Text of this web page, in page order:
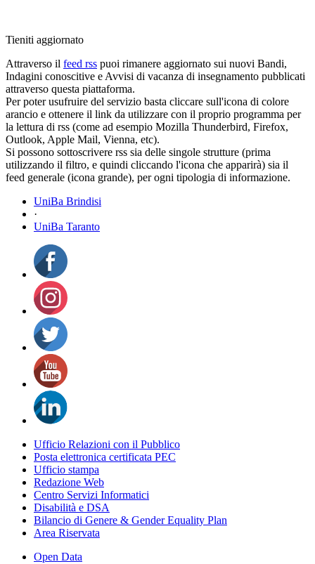
Tieniti aggiornato
Attraverso il feed rss puoi rimanere aggiornato sui nuovi Bandi,
Indagini conoscitive e Avvisi di vacanza di insegnamento pubblicati
attraverso questa piattaforma.
Per poter usufruire del servizio basta cliccare sull'icona di colore
arancio e ottenere il link da utilizzare con il proprio programma per
la lettura di rss (come ad esempio Mozilla Thunderbird, Firefox,
Outlook, Apple Mail, Vienna, etc).
Si possono sottoscrivere rss sia delle singole strutture (prima
utilizzando il filtro, e quindi cliccando l'icona che apparirà) sia il
feed generale (icona grande), per ogni tipologia di informazione.
UniBa Brindisi
·
UniBa Taranto
Ufficio Relazioni con il Pubblico
Posta elettronica certificata PEC
Ufficio stampa
Redazione Web
Centro Servizi Informatici
Disabilità e DSA
Bilancio di Genere & Gender Equality Plan
Area Riservata
Open Data